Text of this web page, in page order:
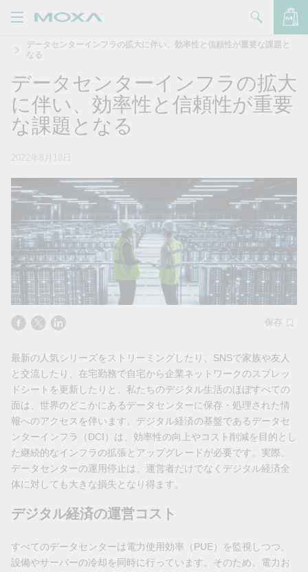
品
リューション
ポート
について
問い合わせ
ートナー・ゾーン
Moxa
データセンターインフラの拡大に伴い、効率性と信頼性が重要な課題と
なる
データセンターインフラの拡大
に伴い、効率性と信頼性が重要
な課題となる
2022年8月18日
保存
最新の人気シリーズをストリーミングしたり、SNSで家族や友人
と交流したり、在宅勤務で自宅から企業ネットワークのスプレッ
ドシートを更新したりと、私たちのデジタル生活のほぼすべての
面は、世界のどこかにあるデータセンターに保存・処理された情
報へのアクセスを伴います。デジタル経済の基盤であるデータセ
ンターインフラ（DCI）は、効率性の向上やコスト削減を目的とし
た継続的なインフラの拡張とアップグレードが必要です。実際、
データセンターの運用停止は、運営者だけでなくデジタル経済全
体に対しても大きな損失となり得ます。
デジタル経済の運営コスト
すべてのデータセンターは電力使用効率（PUE）を監視しつつ、
設備やサーバーの冷却を同時に行っています。そのため、電力お
バッグを見る